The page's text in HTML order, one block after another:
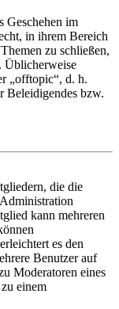
Geschehen im
in ihrem Bereich
zu schließen,
Üblicherweise
„offtopic“, d. h.
Beleidigendes bzw.
die die
kann mehreren
es den
Benutzer auf
Moderatoren eines
einem